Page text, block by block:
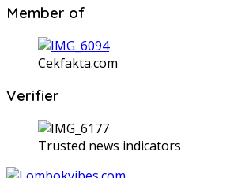
Member of
Cekfakta.com
Verifier
Trusted news indicators